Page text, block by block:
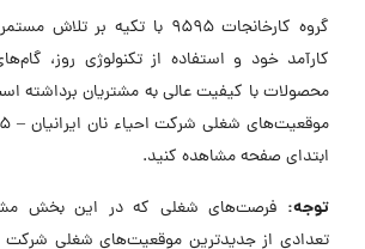
گروه کارخانجات 9595 با تکیه
کارآمد خود و استفاده از تکنولوژی روز،
محصولات با کیفیت عالی به مشتریان برداشته
ابتدای صفحه مشاهده کنید.
توجه: فرصت‌های شغلی که در این بخش
تعدادی از جدیدترین موقعیت‌های شغلی شرکت